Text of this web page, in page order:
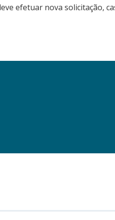
efetuar nova solicitação,